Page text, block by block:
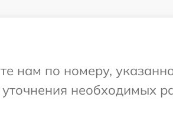
нам по номеру,
необходимых